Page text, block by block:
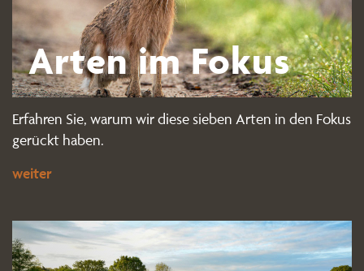
Arten im Fokus
Erfahren Sie, warum wir diese sieben Arten in den Fokus
gerückt haben.
weiter